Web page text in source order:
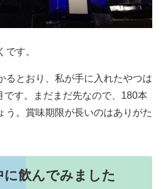
です。
るとおり、私が手に入れたやつは
です。まだまだ先なので、180本
う。賞味期限が長いのはありがた
に飲んでみました